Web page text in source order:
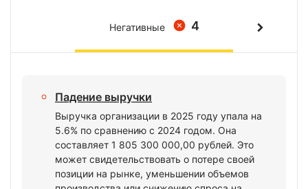
4
Негативные
Падение выручки
Выручка организации в 2025 году упала на
5.6% по сравнению с 2024 годом. Она
составляет 1 805 300 000,00 рублей. Это
может свидетельствовать о потере своей
позиции на рынке, уменьшении объемов